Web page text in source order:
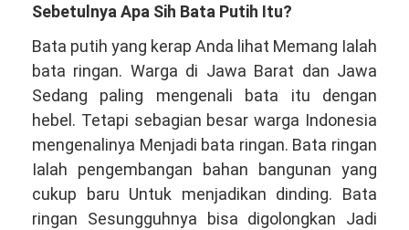
Sebetulnya Apa Sih Bata Putih Itu?
Bata putih yang kerap Anda lihat Memang Ialah
bata ringan. Warga di Jawa Barat dan Jawa
Sedang paling mengenali bata itu dengan
hebel. Tetapi sebagian besar warga Indonesia
mengenalinya Menjadi bata ringan. Bata ringan
Ialah pengembangan bahan bangunan yang
cukup baru Untuk menjadikan dinding. Bata
ringan Sesungguhnya bisa digolongkan Jadi